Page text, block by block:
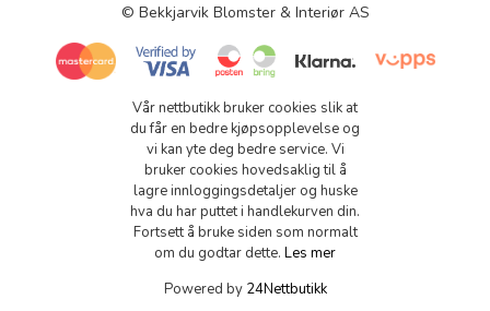
© Bekkjarvik Blomster & Interiør AS
Vår nettbutikk bruker cookies slik at
du får en bedre kjøpsopplevelse og
vi kan yte deg bedre service. Vi
bruker cookies hovedsaklig til å
lagre innloggingsdetaljer og huske
hva du har puttet i handlekurven din.
Fortsett å bruke siden som normalt
om du godtar dette. Les mer
Powered by 24Nettbutikk